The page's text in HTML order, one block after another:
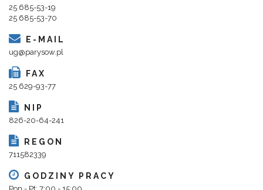
25 685-53-19
25 685-53-70
E-MAIL
ug@parysow.pl
FAX
25 629-93-77
NIP
826-20-64-241
REGON
711582339
GODZINY PRACY